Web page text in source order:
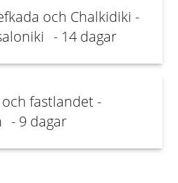
och Chalkidiki -
- 14 dagar
fastlandet -
- 9 dagar